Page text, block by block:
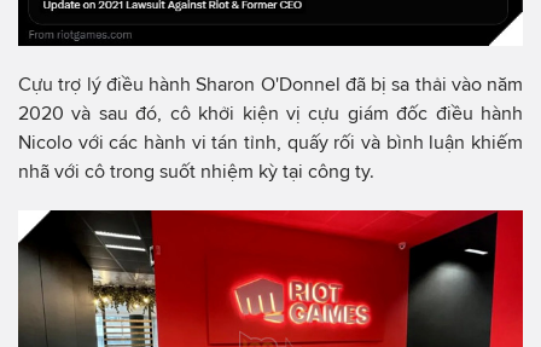
Cựu trợ lý điều hành Sharon O'Donnel đã bị sa thải vào năm
2020 và sau đó, cô khởi kiện vị cựu giám đốc điều hành
Nicolo với các hành vi tán tỉnh, quấy rối và bình luận khiếm
nhã với cô trong suốt nhiệm kỳ tại công ty.